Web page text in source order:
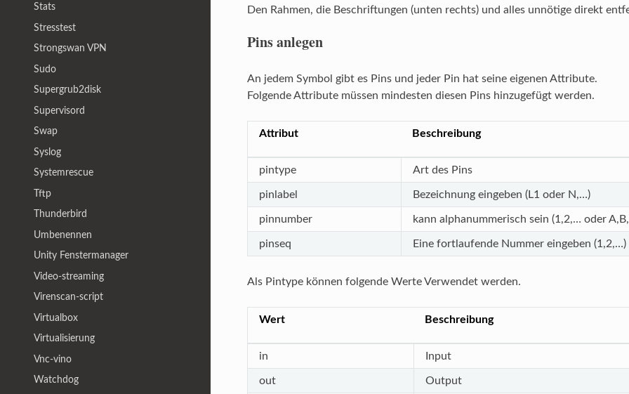
Den Rahmen, die Beschriftungen (unten rechts) und alles unnötige direkt
Pins anlegen
An jedem Symbol gibt es Pins und jeder Pin hat seine eigenen Attribute.
Folgende Attribute müssen mindesten diesen Pins hinzugefügt werden.
Attribut Beschreibung
pintype Art des Pins
pinlabel Bezeichnung eingeben (L1 oder N,…)
pinnumber kann alphanummerisch sein (1,2,… oder
pinseq Eine fortlaufende Nummer eingeben (1,2,…)
Als Pintype können folgende Werte Verwendet werden.
Wert Beschreibung
in Input
out Output
Stats
Stresstest
Strongswan VPN
Sudo
Supergrub2disk
Supervisord
Swap
Syslog
Systemrescue
Tftp
Thunderbird
Umbenennen
Unity Fenstermanager
Video-streaming
Virenscan-script
Virtualbox
Virtualisierung
Vnc-vino
Watchdog